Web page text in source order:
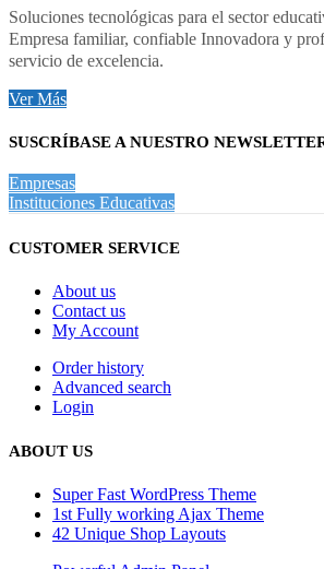
Soluciones tecnológicas para el sector
Empresa familiar, confiable Innovadora y
servicio de excelencia.
Ver Más
SUSCRÍBASE A NUESTRO
Empresas
Instituciones Educativas
CUSTOMER SERVICE
About us
Contact us
My Account
Order history
Advanced search
Login
ABOUT US
Super Fast WordPress Theme
1st Fully working Ajax Theme
42 Unique Shop Layouts